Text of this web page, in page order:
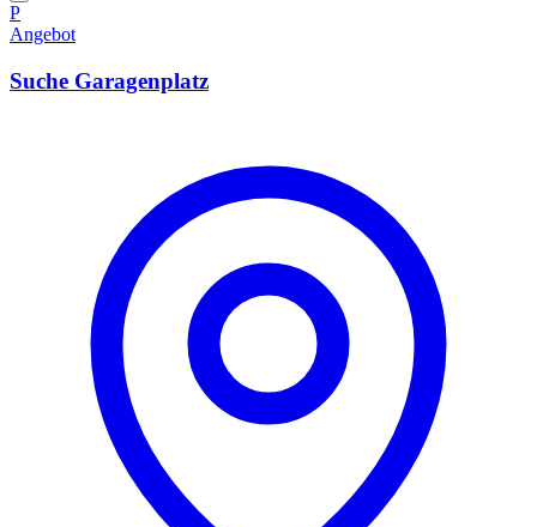
P
Angebot
Suche Garagenplatz